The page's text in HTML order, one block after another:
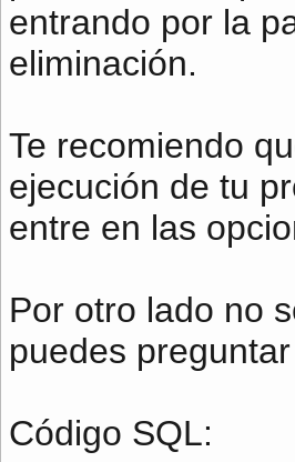
entrando por la
eliminación.
Te recomiendo
ejecución de tu
entre en las
Por otro lado no
puedes
Código SQL: